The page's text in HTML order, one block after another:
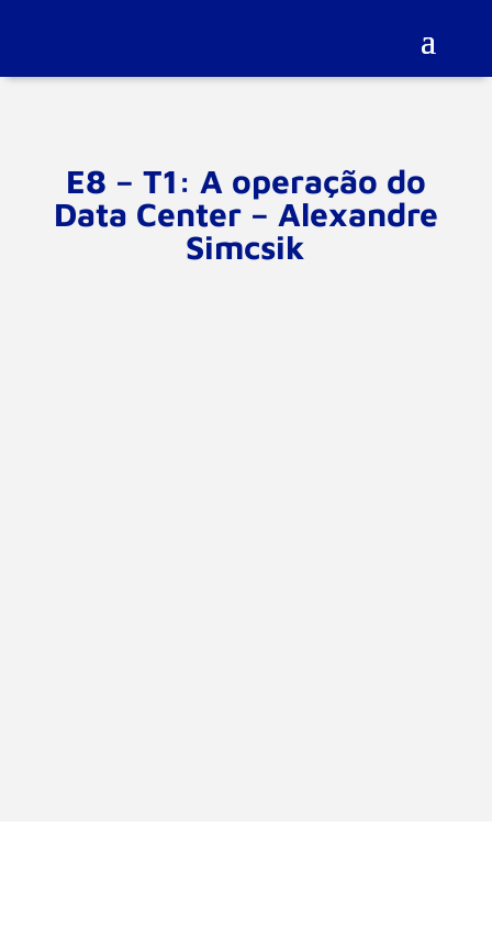
E8 – T1: A operação do
Data Center – Alexandre
Simcsik